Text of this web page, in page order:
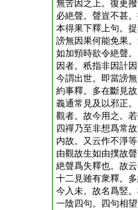
無苦因之上。復更
必絶聲。聲豈不甚
本得果下釋上句。
謗無因果何能免果
如加頸時欲令絶聲
因者。秖指非因計
今謂出世。即當謗
約事釋。多在斷見
義通常見及以邪正
觀者。故今用之。
四禪乃至非想爲常
内故。又云作不淨
由觀故生如由撲故
絶聲爲失釋也。故
十二見雖有衆釋。
今入未。故名爲竪
一陰四句。四句相